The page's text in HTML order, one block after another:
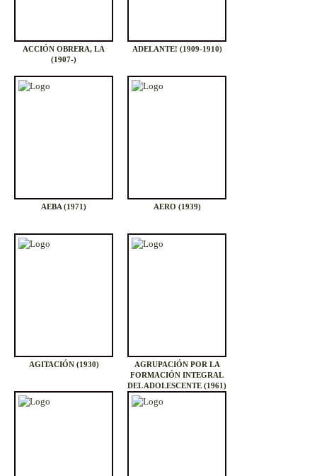
ACCIÓN OBRERA, LA
(1907-)
ADELANTE! (1909-1910)
AEBA (1971) AERO (1939)
AGITACIÓN (1930)
AGRUPACIÓN POR LA
FORMACIÓN INTEGRAL
DEL ADOLESCENTE (1961)